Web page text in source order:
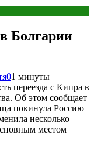
Болгарии
01 минуты
переезда с Кипра в
Об этом сообщает
покинула Россию
несколько
местом